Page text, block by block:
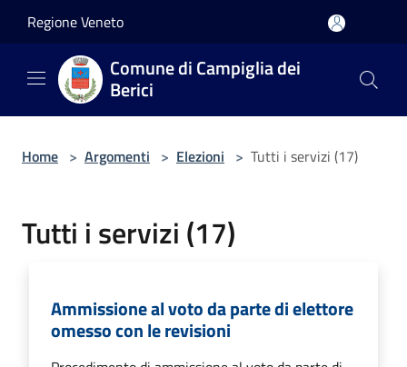
Regione Veneto
Comune di Campiglia dei
Berici
Home > Argomenti > Elezioni > Tutti i servizi (17)
Tutti i servizi (17)
Ammissione al voto da parte di elettore
omesso con le revisioni